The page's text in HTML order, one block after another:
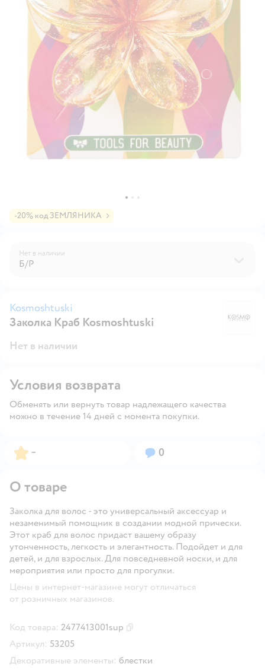
-20% код ЗЕМЛЯНИКА
Нет в наличии
Б/Р
Kosmoshtuski
Заколка Краб Kosmoshtuski
Нет в наличии
Условия возврата
Обменять или вернуть товар надлежащего качества
можно в течение 14 дней с момента покупки.
Рейтинг:
– Вопросов:
0
О товаре
Заколка для волос - это универсальный аксессуар и
незаменимый помощник в создании модной прически.
Этот краб для волос придаст вашему образу
утонченность, легкость и элегантность. Подойдет и для
детей, и для взрослых. Для повседневной носки, и для
мероприятия или просто для прогулки.
Цены в интернет-магазине могут отличаться
от розничных магазинов.
Код товара: 2477413001sup
Артикул: 53205
Декоративные элементы: блестки